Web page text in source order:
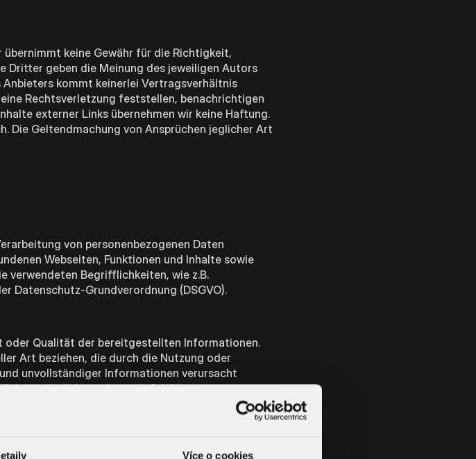
Více o cookies
keine Gewähr für die Richtigkeit,
geben die Meinung des jeweiligen Autors
kommt keinerlei Vertragsverhältnis
Rechtsverletzung feststellen, benachrichtigen
externer Links übernehmen wir keine Haftung.
Die Geltendmachung von Ansprüchen jeglicher Art
von personenbezogenen Daten
Webseiten, Funktionen und Inhalte sowie
verwendeten Begrifflichkeiten, wie z.B.
Datenschutz-Grundverordnung (DSGVO).
oder Qualität der bereitgestellten Informationen.
Art beziehen, die durch die Nutzung oder
unvollständiger Informationen verursacht
vorsätzliches oder grob fahrlässiges
es sich ausdrücklich vor, Teile der Seiten oder
oder die Veröffentlichung zeitweise oder